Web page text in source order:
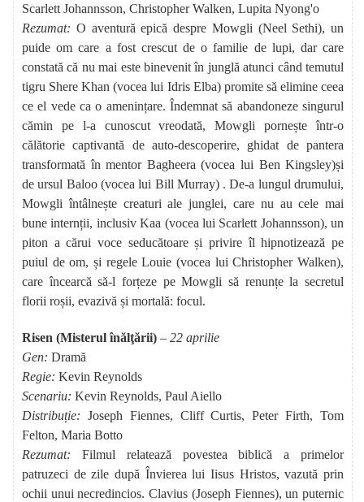
Scarlett Johannsson, Christopher Walken, Lupita Nyong'o
Rezumat: O aventură epică despre Mowgli (Neel Sethi), un
puide om care a fost crescut de o familie de lupi, dar care
constată că nu mai este binevenit în junglă atunci când temutul
tigru Shere Khan (vocea lui Idris Elba) promite să elimine ceea
ce el vede ca o amenințare. Îndemnat să abandoneze singurul
cămin pe l-a cunoscut vreodată, Mowgli pornește într-o
călătorie captivantă de auto-descoperire, ghidat de pantera
transformată în mentor Bagheera (vocea lui Ben Kingsley)și
de ursul Baloo (vocea lui Bill Murray) . De-a lungul drumului,
Mowgli întâlnește creaturi ale junglei, care nu au cele mai
bune internții, inclusiv Kaa (vocea lui Scarlett Johannsson), un
piton a cărui voce seducătoare și privire îl hipnotizează pe
puiul de om, și regele Louie (vocea lui Christopher Walken),
care încearcă să-l forțeze pe Mowgli să renunțe la secretul
florii roșii, evazivă și mortală: focul.
Risen (Misterul înălţării) – 22 aprilie
Gen: Dramă
Regie: Kevin Reynolds
Scenariu: Kevin Reynolds, Paul Aiello
Distribuție: Joseph Fiennes, Cliff Curtis, Peter Firth, Tom
Felton, Maria Botto
Rezumat: Filmul relatează povestea biblică a primelor
patruzeci de zile după Învierea lui Iisus Hristos, vazută prin
ochii unui necredincios. Clavius ​​(Joseph Fiennes), un puternic